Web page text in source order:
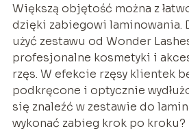
Większą objętość można z
dzięki zabiegowi laminowania.
użyć zestawu od Wonder
profesjonalne kosmetyki i
rzęs. W efekcie rzęsy klientek
podkręcone i optycznie
się znaleźć w zestawie do
wykonać zabieg krok po kroku?